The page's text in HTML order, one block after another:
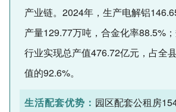
产业链。2024年，生产电解铝
产量129.77万吨，合金化率88.5%
行业实现总产值476.72亿元，占全
值的92.6%。
生活配套优势： 园区配套公租房